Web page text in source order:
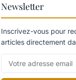
Newsletter
Inscrivez-vous pour
articles directement